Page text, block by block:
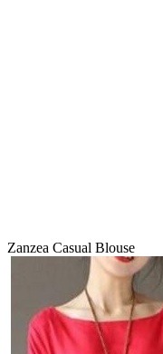
Zanzea Casual Blouse